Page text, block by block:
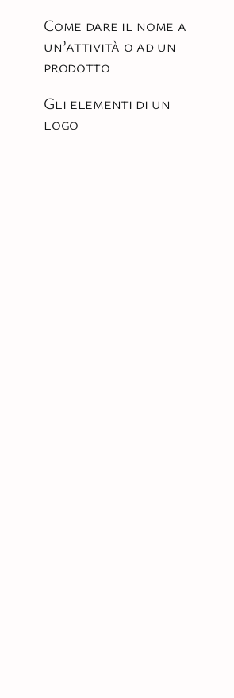
Come dare il nome a
un’attività o ad un
prodotto
Gli elementi di un
logo